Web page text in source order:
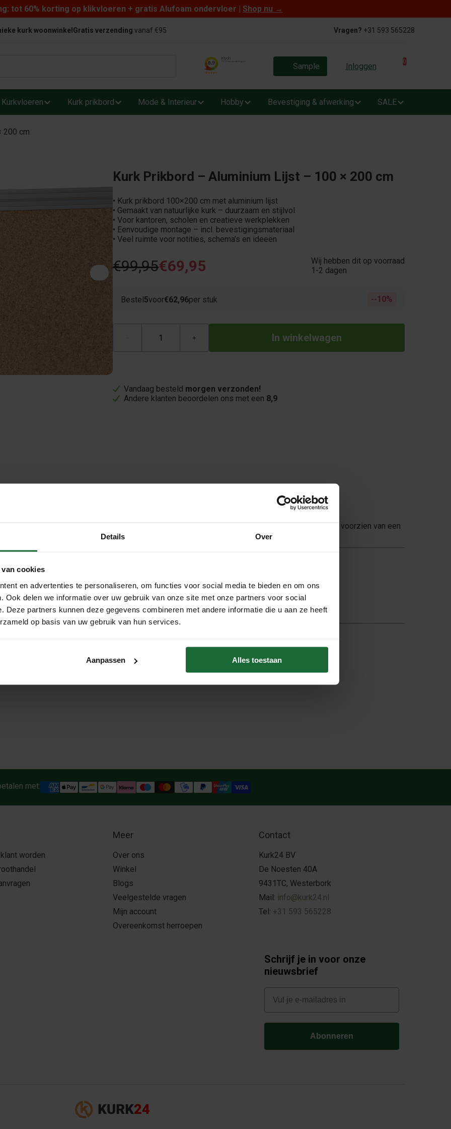
Details Over
cookies
en advertenties te personaliseren, om functies voor social media te bieden en om ons
Ook delen we informatie over uw gebruik van onze site met onze partners voor social
Deze partners kunnen deze gegevens combineren met andere informatie die u aan ze heeft
op basis van uw gebruik van hun services.
Aanpassen Alles toestaan
tot 60% korting op klikvloeren + gratis Alufoam ondervloer | Shop nu →
kurk woonwinkel Gratis verzending vanaf €95 Vragen? +31 593 565228
Sample Inloggen 0
Kurkvloeren Kurk prikbord Mode & Interieur Hobby Bevestiging & afwerking SALE
200 cm
Kurk Prikbord – Aluminium Lijst – 100 × 200 cm
• Kurk prikbord 100×200 cm met aluminium lijst
• Gemaakt van natuurlijke kurk – duurzaam en stijlvol
• Voor kantoren, scholen en creatieve werkplekken
• Eenvoudige montage – incl. bevestigingsmateriaal
• Veel ruimte voor notities, schema’s en ideeën
€99,95€69,95
Wij hebben dit op voorraad
1-2 dagen
Bestel5voor€62,96per stuk -10%
+
Vandaag besteld morgen verzonden!
Andere klanten beoordelen ons met een 8,9
× 200 cm
voor elke ruimte
hoogwaardige
en voorzien van een
voor kantoren, scholen, ateliers of thuiswerkplekken.
punaises en kaartprikkers
– stabiel en stijlvol
als liggend te gebruiken
gebruik
interieur
kaarten
met:
worden
Meer
Over ons
Winkel
Blogs
Veelgestelde vragen
Mijn account
Overeenkomst herroepen
Contact
Kurk24 BV
De Noesten 40A
9431TC, Westerbork
Mail: info@kurk24.nl
Tel: +31 593 565228
Schrijf je in voor onze
nieuwsbrief
E-mail
Abonneren